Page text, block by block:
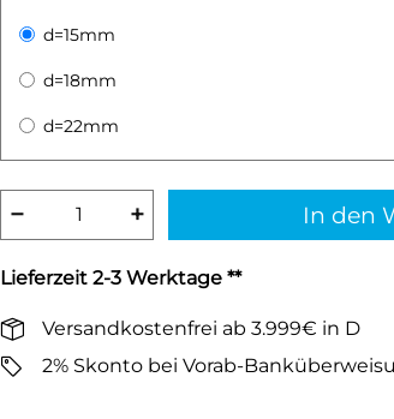
d=15mm
d=18mm
d=22mm
− + In den
Lieferzeit 2-3 Werktage **
Versandkostenfrei ab 3.999€ in D
2% Skonto bei Vorab-